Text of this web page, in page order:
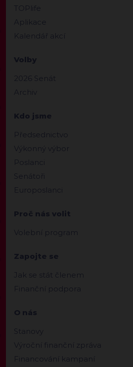
TOPlife
Aplikace
Kalendář akcí
Volby
2026 Senát
Archiv
Kdo jsme
Předsednictvo
Výkonný výbor
Poslanci
Senátoři
Europoslanci
Proč nás volit
Volební program
Zapojte se
Jak se stát členem
Finanční podpora
O nás
Stanovy
Výroční finanční zpráva
Financování kampaní